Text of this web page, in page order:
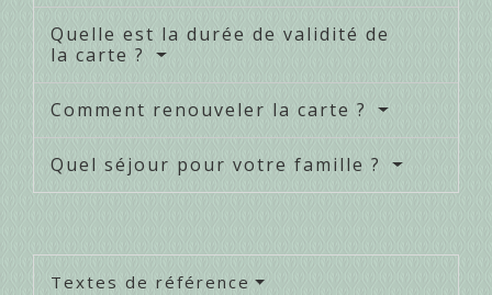
Quelle est la durée de validité de
la carte ?
Comment renouveler la carte ?
Quel séjour pour votre famille ?
Textes de référence